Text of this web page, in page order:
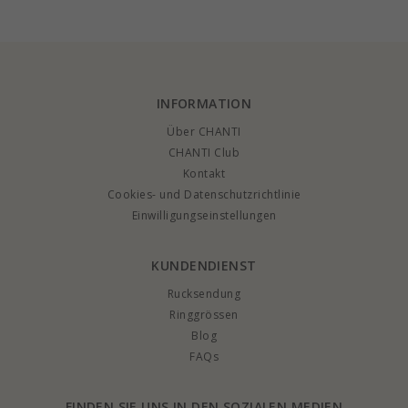
INFORMATION
Über CHANTI
CHANTI Club
Kontakt
Cookies- und Datenschutzrichtlinie
Einwilligungseinstellungen
KUNDENDIENST
Rucksendung
Ringgrössen
Blog
FAQs